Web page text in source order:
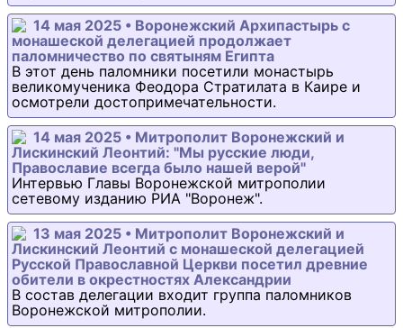
14 мая 2025 • Воронежский Архипастырь с
монашеской делегацией продолжает
паломничество по святыням Египта
В этот день паломники посетили монастырь
великомученика Феодора Стратилата в Каире и
осмотрели достопримечательности.
14 мая 2025 • Митрополит Воронежский и
Лискинский Леонтий: "Мы русские люди,
Православие всегда было нашей верой"
Интервью Главы Воронежской митрополии
сетевому изданию РИА "Воронеж".
13 мая 2025 • Митрополит Воронежский и
Лискинский Леонтий с монашеской делегацией
Русской Православной Церкви посетил древние
обители в окрестностях Александрии
В состав делегации входит группа паломников
Воронежской митрополии.